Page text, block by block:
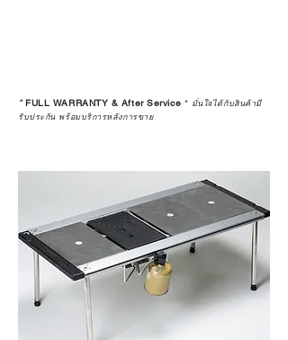
*FULL WARRANTY & After Service * มั่นใจได้กับสินค้ามี
รับประกัน พร้อมบริการหลังการขาย